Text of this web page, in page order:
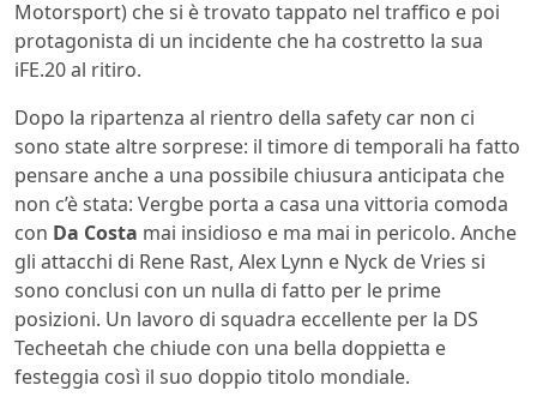
Motorsport) che si è trovato tappato nel traffico e poi
protagonista di un incidente che ha costretto la sua
iFE.20 al ritiro.
Dopo la ripartenza al rientro della safety car non ci
sono state altre sorprese: il timore di temporali ha fatto
pensare anche a una possibile chiusura anticipata che
non c’è stata: Vergbe porta a casa una vittoria comoda
con Da Costa mai insidioso e ma mai in pericolo. Anche
gli attacchi di Rene Rast, Alex Lynn e Nyck de Vries si
sono conclusi con un nulla di fatto per le prime
posizioni. Un lavoro di squadra eccellente per la DS
Techeetah che chiude con una bella doppietta e
festeggia così il suo doppio titolo mondiale.